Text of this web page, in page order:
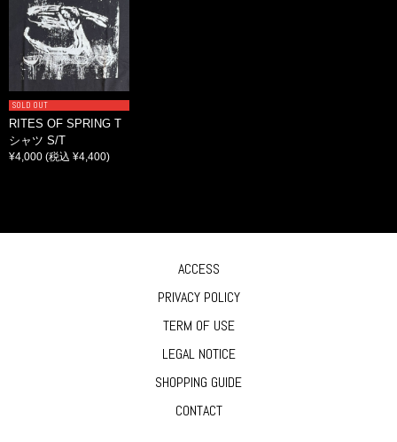
SOLD OUT
RITES OF SPRING T
シャツ S/T
¥4,000 (税込 ¥4,400)
ACCESS
PRIVACY POLICY
TERM OF USE
LEGAL NOTICE
SHOPPING GUIDE
CONTACT